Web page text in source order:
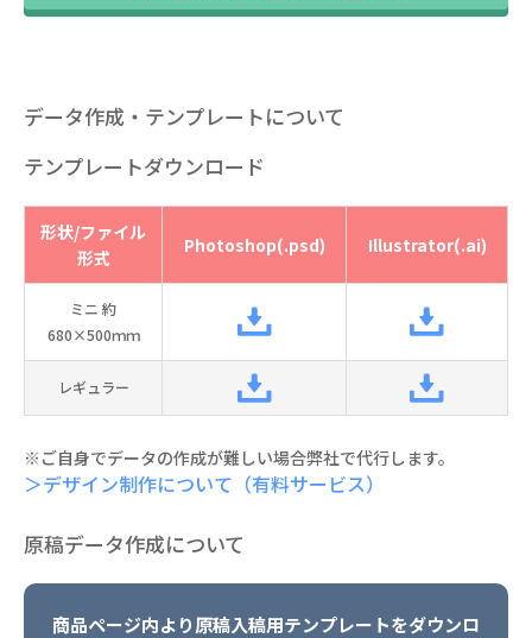
データ作成・テンプレートについて
テンプレートダウンロード
形状/ファイル
形式
Photoshop(.psd) Illustrator(.ai)
ミニ 約
680×500ｍｍ
レギュラー
※ご自身でデータの作成が難しい場合弊社で代行します。
＞デザイン制作について（有料サービス）
原稿データ作成について
商品ページ内より原稿入稿用テンプレートをダウンロ